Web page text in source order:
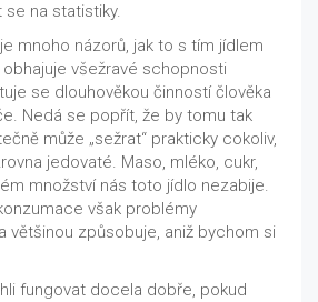
na statistiky.
mnoho názorů, jak to s tím jídlem
všežravé schopnosti
se dlouhověkou činností člověka
Nedá se popřít, že by tomu tak
může „sežrat“ prakticky cokoliv,
jedovaté. Maso, mléko, cukr,
množství nás toto jídlo nezabije.
však problémy
většinou způsobuje, aniž bychom si
fungovat docela dobře, pokud